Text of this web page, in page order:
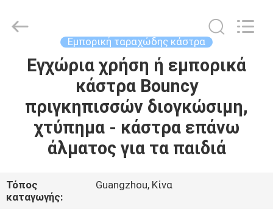
ΣΠΊΤΙ
ΠΡΟΪΌΝΤΑ
ΒΊΝΤΕΟ
ΠΕΡΊΠΟΥ
ΕΜΕΊΣ
Inflatables
Limited.
Εμπορική ταραχώδης κάστρα
Εγχώρια χρήση ή εμπορικά
κάστρα Bouncy
πριγκηπισσών διογκώσιμη,
χτύπημα - κάστρα επάνω
άλματος για τα παιδιά
Τόπος
καταγωγής:
Guangzhou, Κίνα